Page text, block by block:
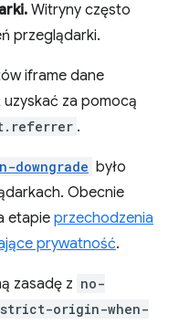
Witryny często
przeglądarki.
iframe dane
uzyskać za pomocą
.
downgrade było
Obecnie
etapieprzechodzenia
prywatność.
zasadę z no-
strict-origin-when-